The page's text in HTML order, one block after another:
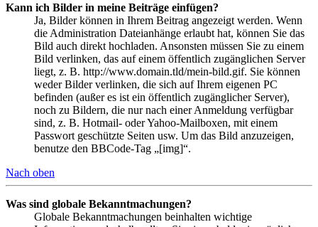
Kann ich Bilder in meine Beiträge einfügen?
Ja, Bilder können in Ihrem Beitrag angezeigt werden. Wenn
die Administration Dateianhänge erlaubt hat, können Sie das
Bild auch direkt hochladen. Ansonsten müssen Sie zu einem
Bild verlinken, das auf einem öffentlich zugänglichen Server
liegt, z. B. http://www.domain.tld/mein-bild.gif. Sie können
weder Bilder verlinken, die sich auf Ihrem eigenen PC
befinden (außer es ist ein öffentlich zugänglicher Server),
noch zu Bildern, die nur nach einer Anmeldung verfügbar
sind, z. B. Hotmail- oder Yahoo-Mailboxen, mit einem
Passwort geschützte Seiten usw. Um das Bild anzuzeigen,
benutze den BBCode-Tag „[img]“.
Nach oben
Was sind globale Bekanntmachungen?
Globale Bekanntmachungen beinhalten wichtige